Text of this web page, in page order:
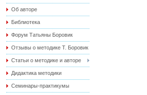
Об авторе
Библиотека
Форум Татьяны Боровик
Отзывы о методике Т. Боровик
Статьи о методике и авторе
Дидактика методики
Семинары-практикумы